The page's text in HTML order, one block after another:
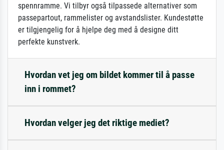
spennramme. Vi tilbyr også tilpassede alternativer som
passepartout, rammelister og avstandslister. Kundestøtte
er tilgjengelig for å hjelpe deg med å designe ditt
perfekte kunstverk.
Hvordan vet jeg om bildet kommer til å passe
inn i rommet?
Hvordan velger jeg det riktige mediet?